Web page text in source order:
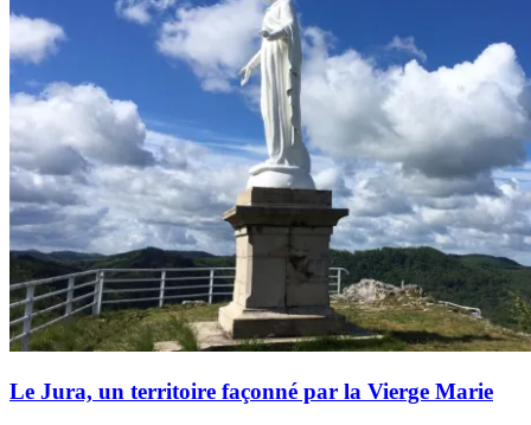
Le Jura, un territoire façonné par la Vierge Marie